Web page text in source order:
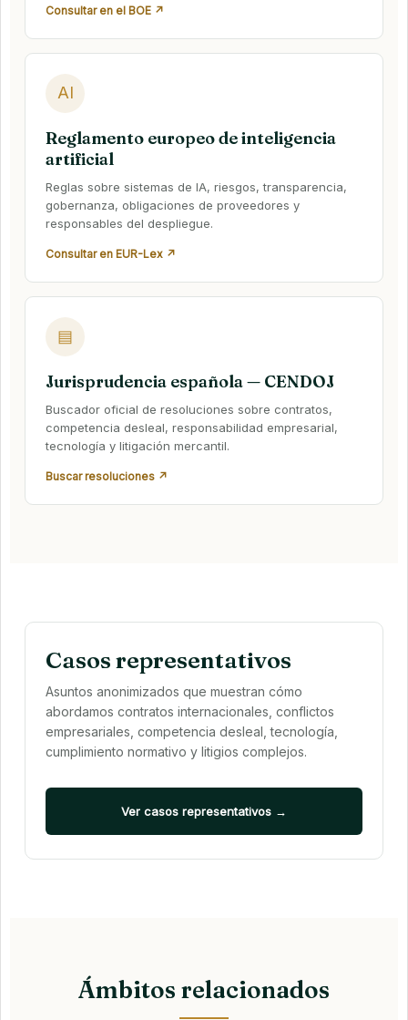
Consultar en el BOE ↗
AI
Reglamento europeo de inteligencia
artificial
Reglas sobre sistemas de IA, riesgos, transparencia,
gobernanza, obligaciones de proveedores y
responsables del despliegue.
Consultar en EUR-Lex ↗
▤
Jurisprudencia española — CENDOJ
Buscador oficial de resoluciones sobre contratos,
competencia desleal, responsabilidad empresarial,
tecnología y litigación mercantil.
Buscar resoluciones ↗
Casos representativos
Asuntos anonimizados que muestran cómo
abordamos contratos internacionales, conflictos
empresariales, competencia desleal, tecnología,
cumplimiento normativo y litigios complejos.
Ver casos representativos →
Ámbitos relacionados